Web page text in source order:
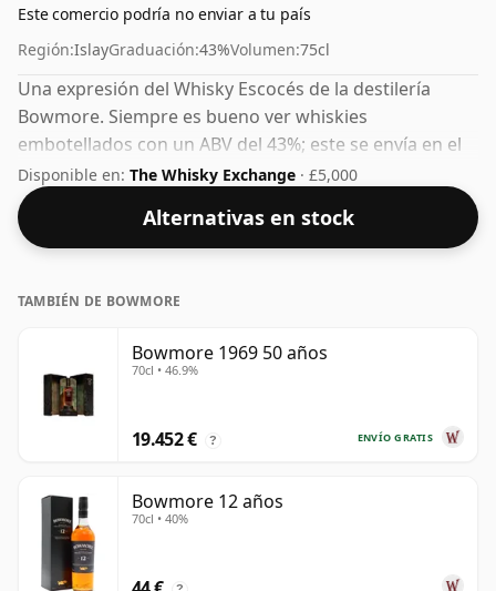
Este comercio podría no enviar a tu país
Región:IslayGraduación:43%Volumen:75cl
Una expresión del Whisky Escocés de la destilería
Bowmore. Siempre es bueno ver whiskies
embotellados con un ABV del 43%; este se envía en el
tamaño normal de 75 cl.
Disponible en: The Whisky Exchange · £5,000
Alternativas en stock
TAMBIÉN DE BOWMORE
Bowmore 1969 50 años
70cl • 46.9%
ENVÍO GRATIS
19.452 € ?
Bowmore 12 años
70cl • 40%